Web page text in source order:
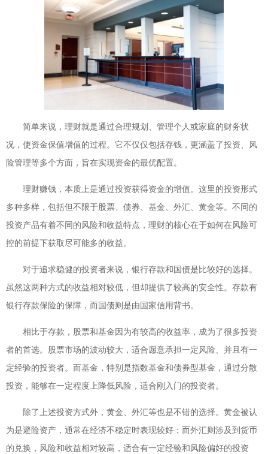
简单来说，理财就是通过合理规划、管理个人或家庭的财务状
况，使资金保值增值的过程。它不仅仅包括存钱，更涵盖了投资、风
险管理等多个方面，旨在实现资金的最优配置。
理财赚钱，本质上是通过投资获得资金的增值。这里的投资形式
多种多样，包括但不限于股票、债券、基金、外汇、黄金等。不同的
投资产品有着不同的风险和收益特点，理财的核心在于如何在风险可
控的前提下获取尽可能多的收益。
对于追求稳健的投资者来说，银行存款和国债是比较好的选择。
虽然这两种方式的收益相对较低，但却提供了较高的安全性。存款有
银行存款保险的保障，而国债则是由国家信用背书。
相比于存款，股票和基金因为有较高的收益率，成为了很多投资
者的首选。股票市场的波动较大，适合愿意承担一定风险、并且有一
定经验的投资者。而基金，特别是指数基金和债券型基金，通过分散
投资，能够在一定程度上降低风险，适合刚入门的投资者。
除了上述投资方式外，黄金、外汇等也是不错的选择。黄金被认
为是避险资产，通常在经济不稳定时表现较好；而外汇则涉及到货币
的兑换，风险和收益相对较高，适合有一定经验和风险偏好的投资